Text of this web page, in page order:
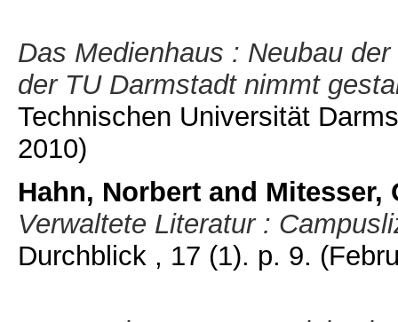
Das Medienhaus : Neubau
der TU Darmstadt nimmt
Technischen Universität
2010)
Hahn, Norbert and Mitesser,
Verwaltete Literatur :
Durchblick , 17 (1). p. 9.